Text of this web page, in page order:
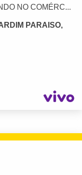
NO COMÉRC...
PARAISO,